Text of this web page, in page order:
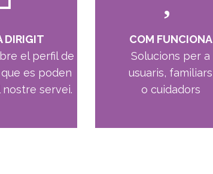
DIRIGIT
el perfil de
es poden
servei.
COM FUNCIONA
Solucions per a
usuaris, familiars
o cuidadors